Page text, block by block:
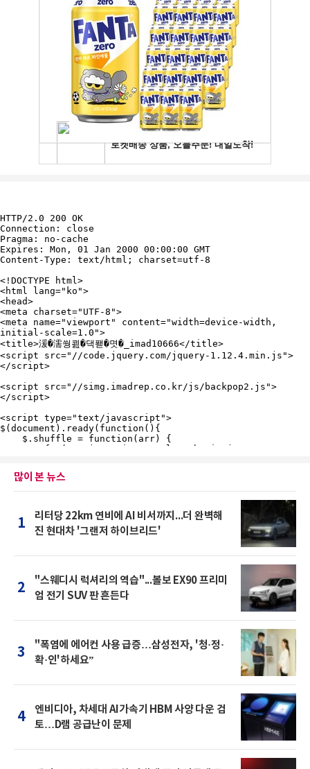
많이 본 뉴스
1
리터당 22km 연비에 AI 비서까지...더 완벽해
진 현대차 '그랜저 하이브리드'
2
"스웨디시 럭셔리의 역습"...볼보 EX90 프리미
엄 전기 SUV 판 흔든다
3
"폭염에 에어컨 사용 급증…삼성전자, '청·정·
확·인'하세요”
4
엔비디아, 차세대 AI가속기 HBM 사양 다운 검
토…D램 공급난이 문제